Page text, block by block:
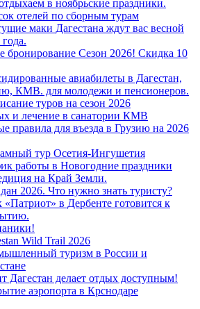
в ноябрьские праздники.
отелей по сборным турам
маки Дагестана ждут вас весной
бронирование Сезон 2026! Скидка 10
авиабилеты в Дагестан,
КМВ. для молодежи и пенсионеров.
туров на сезон 2026
и лечение в санатории КМВ
правила для въезда в Грузию на 2026
тур Осетия-Ингушетия
работы в Новогодние праздники
на Край Земли.
2026. Что нужно знать туристу?
«Патриот» в Дербенте готовится к
Wild Trail 2026
туризм в России и
Дагестан делает отдых доступным!
аэропорта в Крснодаре